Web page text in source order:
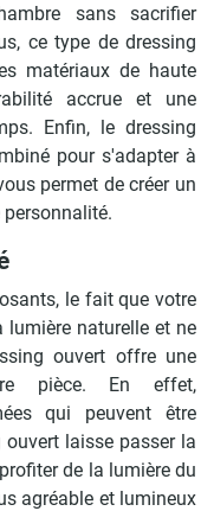
sans sacrifier
ce type de dressing
matériaux de haute
accrue et une
Enfin, le dressing
pour s'adapter à
permet de créer un
le fait que votre
lumière naturelle et ne
ouvert offre une
pièce. En effet,
qui peuvent être
laisse passer la
de la lumière du
agréable et lumineux